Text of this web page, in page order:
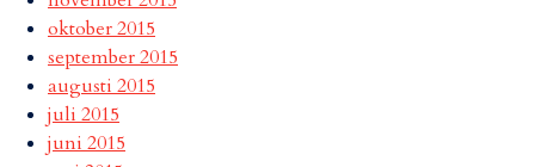
oktober 2015
september 2015
augusti 2015
juli 2015
juni 2015